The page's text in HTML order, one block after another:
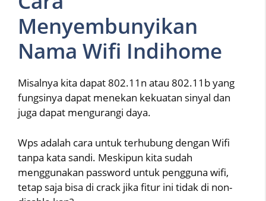
Menyembunyikan
Nama Wifi Indihome
Misalnya kita dapat 802.11n atau 802.11b yang
fungsinya dapat menekan kekuatan sinyal dan
juga dapat mengurangi daya.
Wps adalah cara untuk terhubung dengan Wifi
tanpa kata sandi. Meskipun kita sudah
menggunakan password untuk pengguna wifi,
tetap saja bisa di crack jika fitur ini tidak di non-